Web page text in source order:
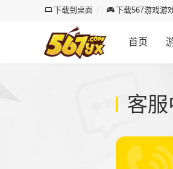
下载到桌面 下载567游戏游
首页
客